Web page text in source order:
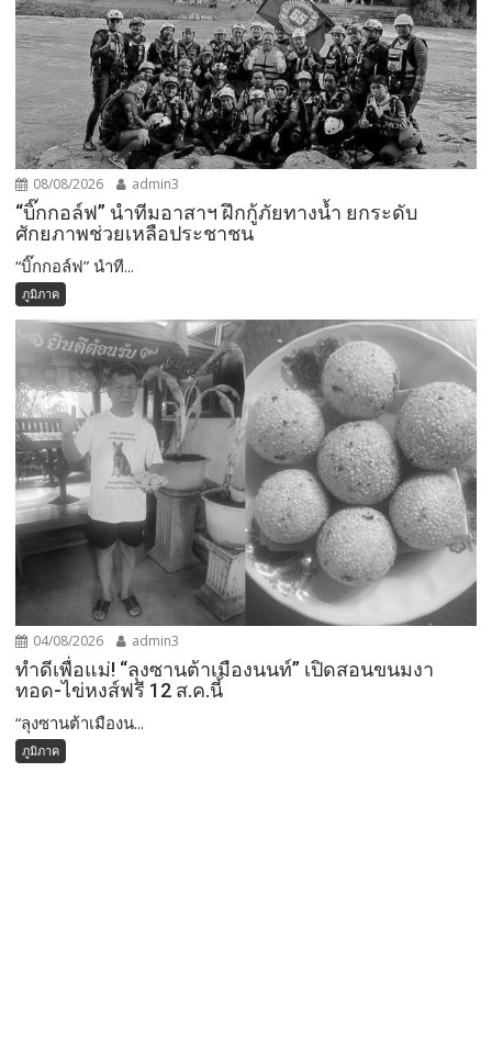
08/08/2026 admin3
“บิ๊กกอล์ฟ” นำทีมอาสาฯ ฝึกกู้ภัยทางน้ำ ยกระดับ
ศักยภาพช่วยเหลือประชาชน
“บิ๊กกอล์ฟ” นำที...
ภูมิภาค
04/08/2026 admin3
ทำดีเพื่อแม่! “ลุงซานต้าเมืองนนท์” เปิดสอนขนมงา
ทอด-ไข่หงส์ฟรี 12 ส.ค.นี้
“ลุงซานต้าเมืองน...
ภูมิภาค